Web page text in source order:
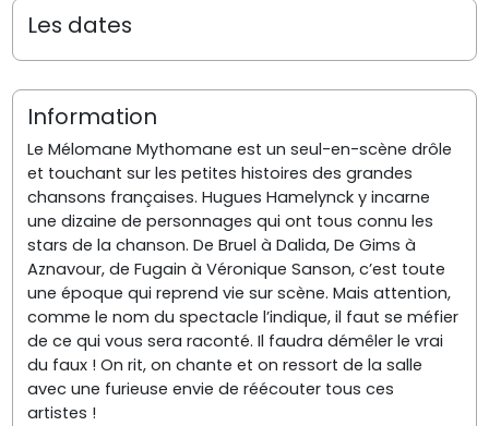
Les dates
Information
Le Mélomane Mythomane est un seul-en-scène drôle
et touchant sur les petites histoires des grandes
chansons françaises. Hugues Hamelynck y incarne
une dizaine de personnages qui ont tous connu les
stars de la chanson. De Bruel à Dalida, De Gims à
Aznavour, de Fugain à Véronique Sanson, c’est toute
une époque qui reprend vie sur scène. Mais attention,
comme le nom du spectacle l’indique, il faut se méfier
de ce qui vous sera raconté. Il faudra démêler le vrai
du faux ! On rit, on chante et on ressort de la salle
avec une furieuse envie de réécouter tous ces
artistes !